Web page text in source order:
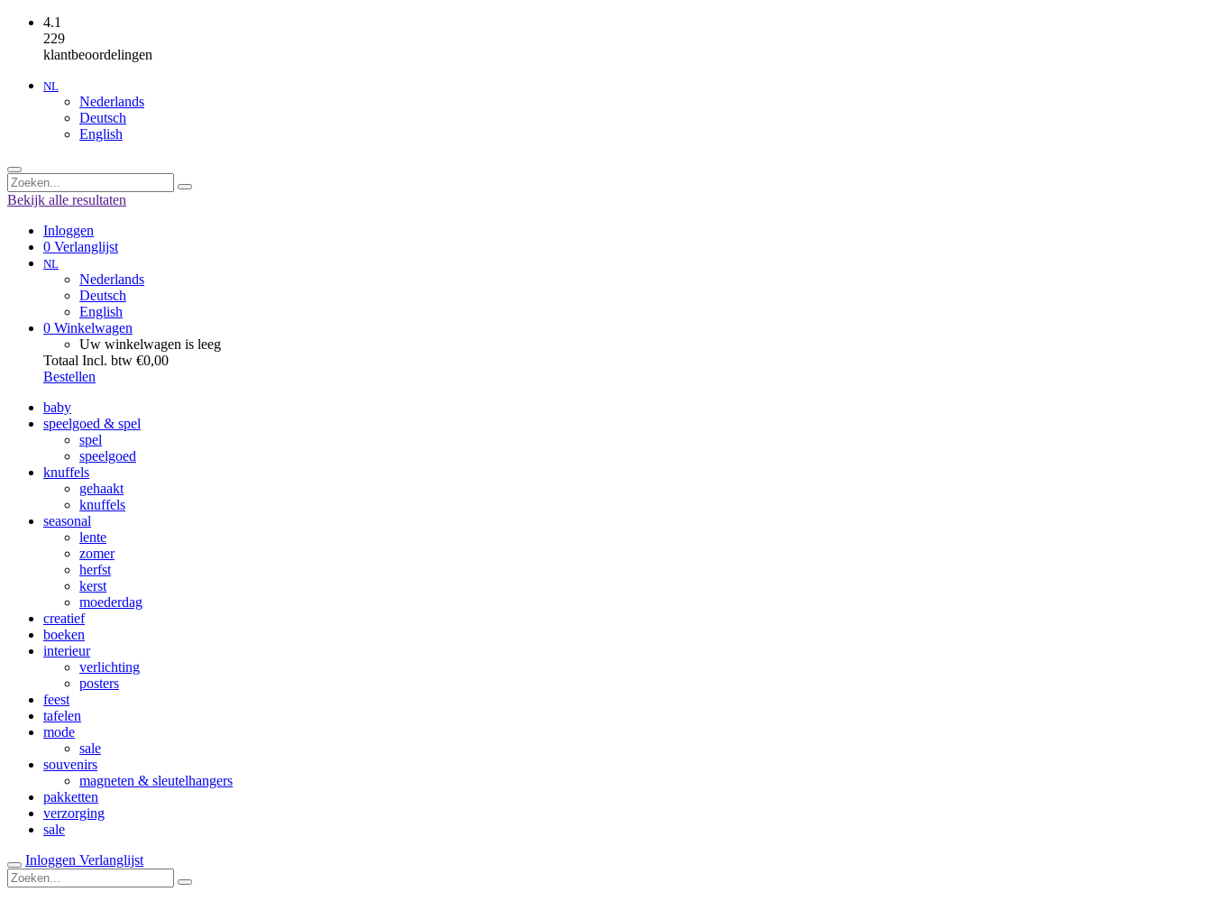
4.1
229
klantbeoordelingen
NL
Nederlands
Deutsch
English
Bekijk alle resultaten
Inloggen
0 Verlanglijst
NL
Nederlands
Deutsch
English
0 Winkelwagen
Uw winkelwagen is leeg
Totaal Incl. btw €0,00
Bestellen
baby
speelgoed & spel
spel
speelgoed
knuffels
gehaakt
knuffels
seasonal
lente
zomer
herfst
kerst
moederdag
creatief
boeken
interieur
verlichting
posters
feest
tafelen
mode
sale
souvenirs
magneten & sleutelhangers
pakketten
verzorging
sale
Inloggen Verlanglijst